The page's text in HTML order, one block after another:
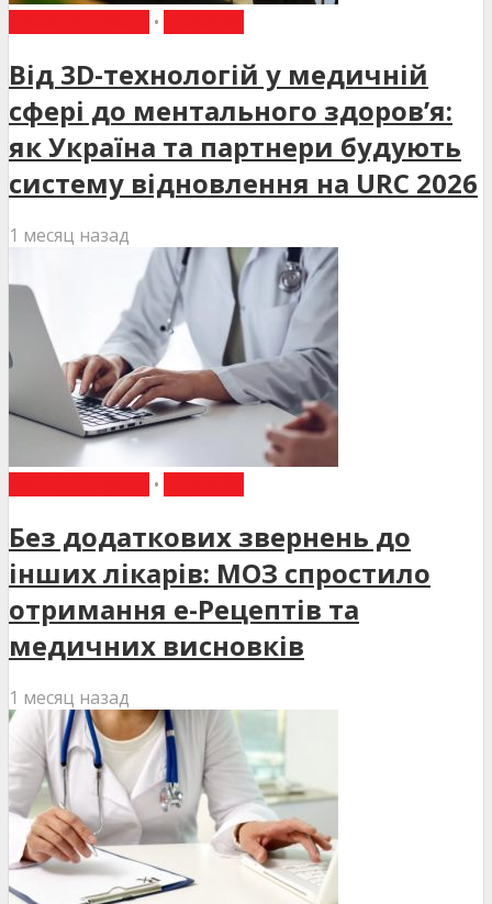
•
Від 3D-технологій у медичній
сфері до ментального здоров’я:
як Україна та партнери будують
систему відновлення на URC 2026
1 месяц назад
•
Без додаткових звернень до
інших лікарів: МОЗ спростило
отримання е-Рецептів та
медичних висновків
1 месяц назад